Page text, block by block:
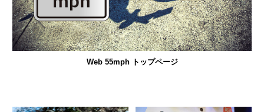
Web 55mph トップページ